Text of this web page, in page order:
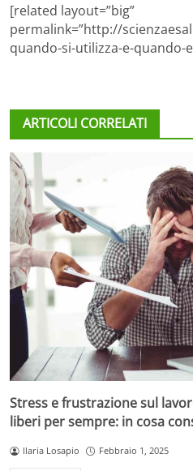
[related layout=”big”
permalink=”http://
quando-si-utilizza-e-quando-
ARTICOLI CORRELATI
Stress e frustrazione sul
liberi per sempre: in cosa
Ilaria Losapio Febbraio 1, 2025